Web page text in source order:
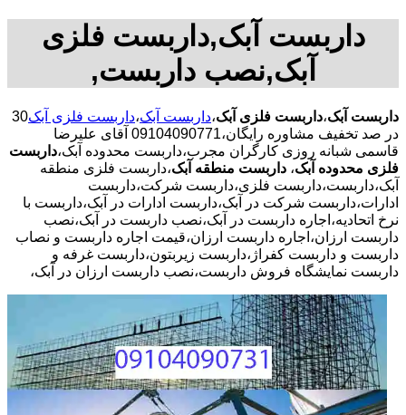
داربست آبک,داربست فلزی
آبک,نصب داربست,
داربست آبک،داربست فلزی آبک،داربست آبک،داربست فلزی آبک30
در صد تخفیف مشاوره رایگان،09104090771 آقای علیرضا
قاسمی شبانه روزی کارگران مجرب،داربست محدوده آبک،داربست
فلزی محدوده آبک، داربست منطقه آبک،داربست فلزی منطقه
آبک،داربست،داربست فلزی،داربست شرکت،داربست
ادارات،داربست شرکت در آبک،داربست ادارات در آبک،داربست با
نرخ اتحادیه،اجاره داربست در آبک،نصب داربست در آبک،نصب
داربست ارزان،اجاره داربست ارزان،قیمت اجاره داربست و نصاب
داربست و داربست کفراژ،داربست زیربتون،داربست غرفه و
داربست نمایشگاه فروش داربست،نصب داربست ارزان در آبک،